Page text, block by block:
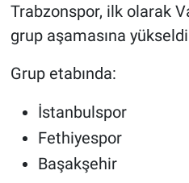
Trabzonspor, ilk olarak
grup aşamasına
Grup etabında:
İstanbulspor
Fethiyespor
Başakşehir